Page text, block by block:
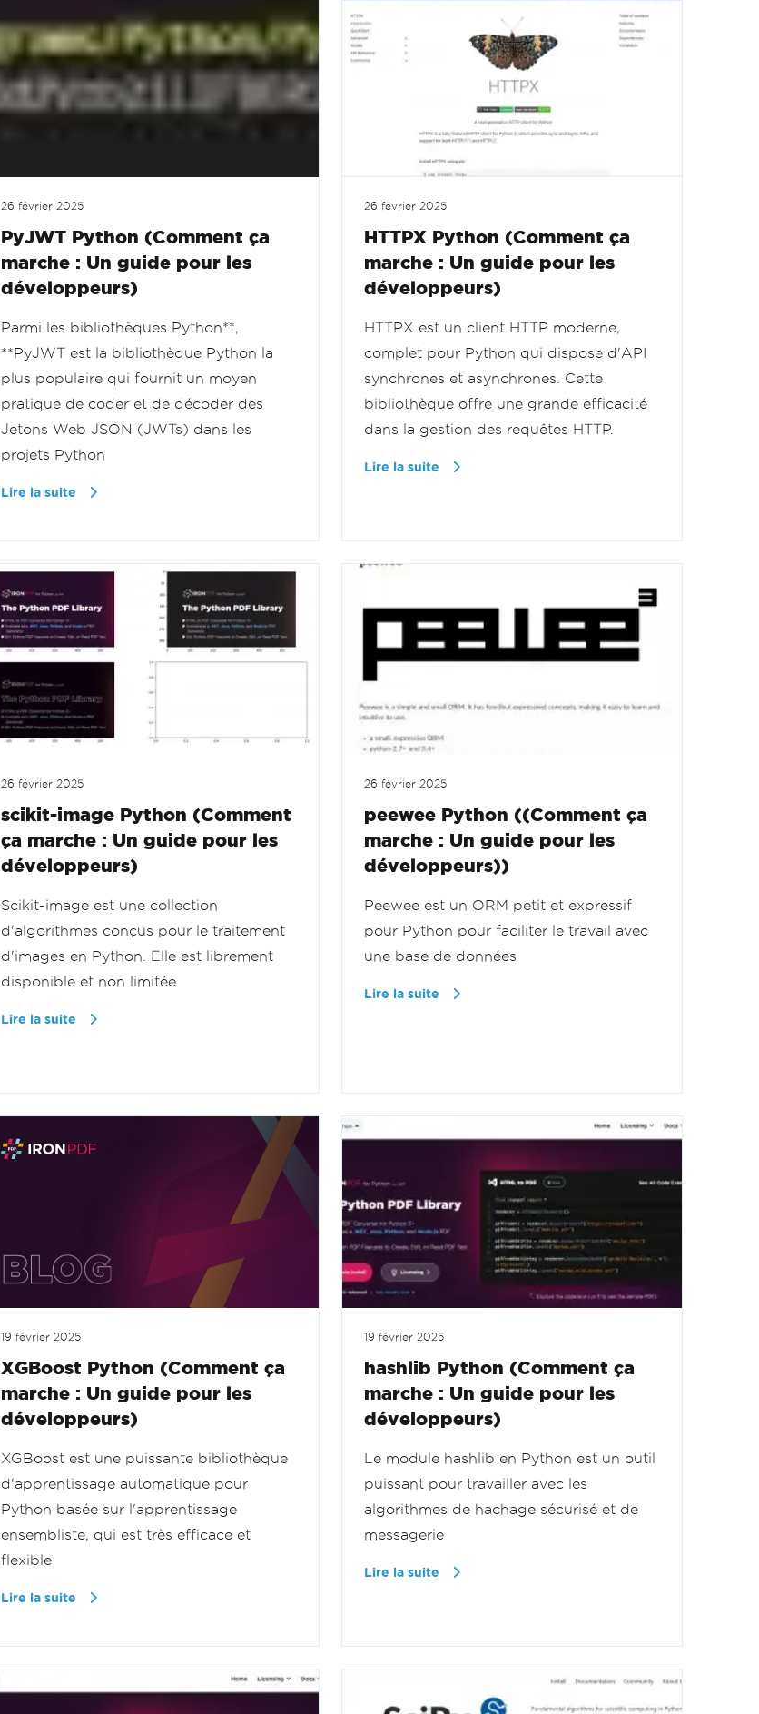
26 février 2025
PyJWT Python (Comment ça
marche : Un guide pour les
développeurs)
Parmi les bibliothèques Python**,
**PyJWT est la bibliothèque Python la
plus populaire qui fournit un moyen
pratique de coder et de décoder des
Jetons Web JSON (JWTs) dans les
projets Python
Lire la suite
26 février 2025
HTTPX Python (Comment ça
marche : Un guide pour les
développeurs)
HTTPX est un client HTTP moderne,
complet pour Python qui dispose d'API
synchrones et asynchrones. Cette
bibliothèque offre une grande efficacité
dans la gestion des requêtes HTTP.
Lire la suite
26 février 2025
scikit-image Python (Comment
ça marche : Un guide pour les
développeurs)
Scikit-image est une collection
d'algorithmes conçus pour le traitement
d'images en Python. Elle est librement
disponible et non limitée
Lire la suite
26 février 2025
peewee Python ((Comment ça
marche : Un guide pour les
développeurs))
Peewee est un ORM petit et expressif
pour Python pour faciliter le travail avec
une base de données
Lire la suite
19 février 2025
XGBoost Python (Comment ça
marche : Un guide pour les
développeurs)
XGBoost est une puissante bibliothèque
d'apprentissage automatique pour
Python basée sur l'apprentissage
ensembliste, qui est très efficace et
flexible
Lire la suite
19 février 2025
hashlib Python (Comment ça
marche : Un guide pour les
développeurs)
Le module hashlib en Python est un outil
puissant pour travailler avec les
algorithmes de hachage sécurisé et de
messagerie
Lire la suite